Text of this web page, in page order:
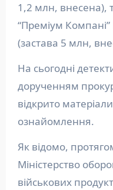
1,2 млн, внесена),
“Преміум Компані”
(застава 5 млн,
На сьогодні
дорученням
відкрито
ознайомлення.
Як відомо,
Міністерство
військових